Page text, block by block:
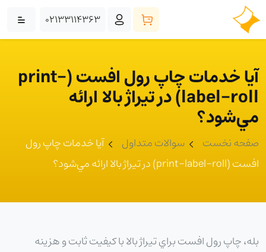
02133114363
آيا خدمات چاپ رول افست (print-
label-roll) در تيراژ بالا ارائه
مي‌شود؟
صفحه نخست سوالات متداول
آيا خدمات چاپ رول
افست (print-label-roll) در تيراژ بالا ارائه مي‌شود؟
بله، چاپ رول افست براي تيراژ بالا با کيفيت ثابت و هزينه